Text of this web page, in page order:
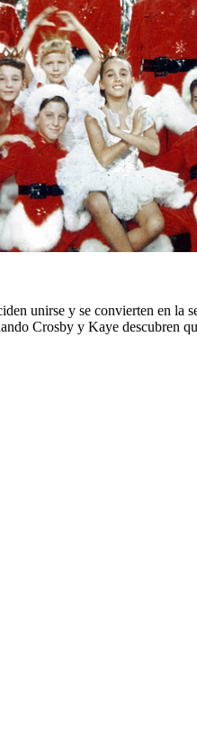
unirse y se convierten en
Crosby y Kaye descubren